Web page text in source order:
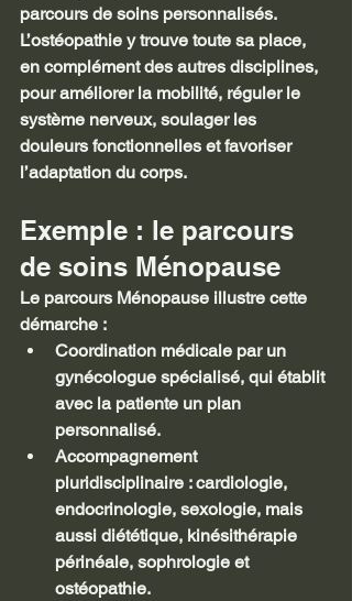
parcours de soins personnalisés.
L’ostéopathie y trouve toute sa place,
en complément des autres disciplines,
pour améliorer la mobilité, réguler le
système nerveux, soulager les
douleurs fonctionnelles et favoriser
l’adaptation du corps.
Exemple : le parcours
de soins Ménopause
Le parcours Ménopause illustre cette
démarche :
Coordination médicale par un
gynécologue spécialisé, qui établit
avec la patiente un plan
personnalisé.
Accompagnement
pluridisciplinaire : cardiologie,
endocrinologie, sexologie, mais
aussi diététique, kinésithérapie
périnéale, sophrologie et
ostéopathie.